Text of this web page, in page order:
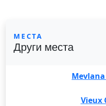
МЕСТА
Други места
Vieux